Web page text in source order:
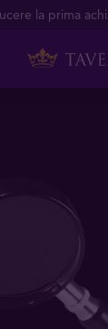
la prima